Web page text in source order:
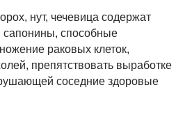
нут, чечевица содержат
сапонины, способные
раковых клеток,
препятствовать выработке
соседние здоровые